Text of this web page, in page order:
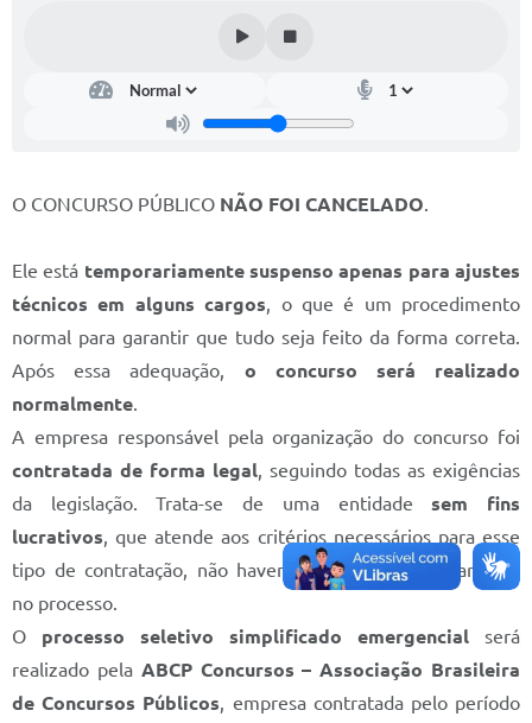
Memorial de Nova Granada
Formulários
Alistamento Militar
Horário: Médicos e Tec. da Saúde
Perguntas Frequentes
Prefeitura
A Nossa Cidade
O CONCURSO PÚBLICO NÃO FOI CANCELADO
Ele está temporariamente suspenso apenas para ajustes
técnicos em alguns cargos , o que é um procedimento
normal para garantir que tudo seja feito da forma correta.
Após essa adequação, o concurso será realizado
normalmente
A empresa responsável pela organização do concurso foi
contratada de forma legal , seguindo todas as exigências
da legislação. Trata-se de uma entidade sem fins
lucrativos , que atende aos critérios necessários para esse
tipo de contratação, não havendo qualquer irregularidade
no processo.
O processo seletivo simplificado emergencial será
realizado pela ABCP Concursos – Associação Brasileira
de Concursos Públicos , empresa contratada pelo período